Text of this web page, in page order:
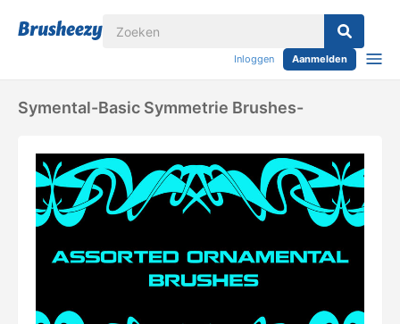
Inloggen Aanmelden
Symental-Basic Symmetrie Brushes-